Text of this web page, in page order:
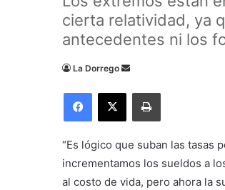
cierta relatividad, ya
antecedentes ni los
La Dorrego
Send
email
Facebook
X Imprimir
“Es lógico que suban las tasas
incrementamos los sueldos a
al costo de vida, pero ahora la